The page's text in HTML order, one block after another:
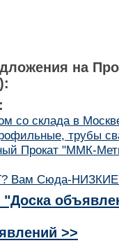
на
со склада в
трубы
Прокат "ММК-
Вам Сюда-
"Доска
>>